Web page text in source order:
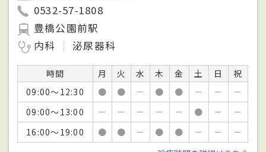
0532-57-1808
豊橋公園前駅
内科
泌尿器科
時間 月 火 水 木 金 土 日
祝
09:00～12:30
● ● － ● ● － －
－
09:00～13:00
－ － － － － ● －
－
16:00～19:00
● ● － ● ● － －
－